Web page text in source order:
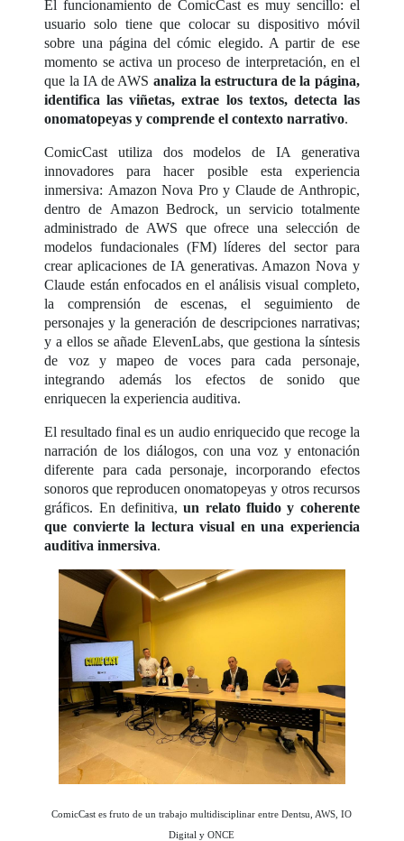
El funcionamiento de ComicCast es muy sencillo: el
usuario solo tiene que colocar su dispositivo móvil
sobre una página del cómic elegido. A partir de ese
momento se activa un proceso de interpretación, en el
que la IA de AWS analiza la estructura de la página,
identifica las viñetas, extrae los textos, detecta las
onomatopeyas y comprende el contexto narrativo.
ComicCast utiliza dos modelos de IA generativa
innovadores para hacer posible esta experiencia
inmersiva: Amazon Nova Pro y Claude de Anthropic,
dentro de Amazon Bedrock, un servicio totalmente
administrado de AWS que ofrece una selección de
modelos fundacionales (FM) líderes del sector para
crear aplicaciones de IA generativas. Amazon Nova y
Claude están enfocados en el análisis visual completo,
la comprensión de escenas, el seguimiento de
personajes y la generación de descripciones narrativas;
y a ellos se añade ElevenLabs, que gestiona la síntesis
de voz y mapeo de voces para cada personaje,
integrando además los efectos de sonido que
enriquecen la experiencia auditiva.
El resultado final es un audio enriquecido que recoge la
narración de los diálogos, con una voz y entonación
diferente para cada personaje, incorporando efectos
sonoros que reproducen onomatopeyas y otros recursos
gráficos. En definitiva,un relato fluido y coherente
que convierte la lectura visual en una experiencia
auditiva inmersiva.
ComicCast es fruto de un trabajo multidisciplinar entre Dentsu, AWS, IO
Digital y ONCE